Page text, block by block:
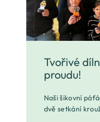
Tvořivé
proudu!
Naši šikovní
dvě setkání